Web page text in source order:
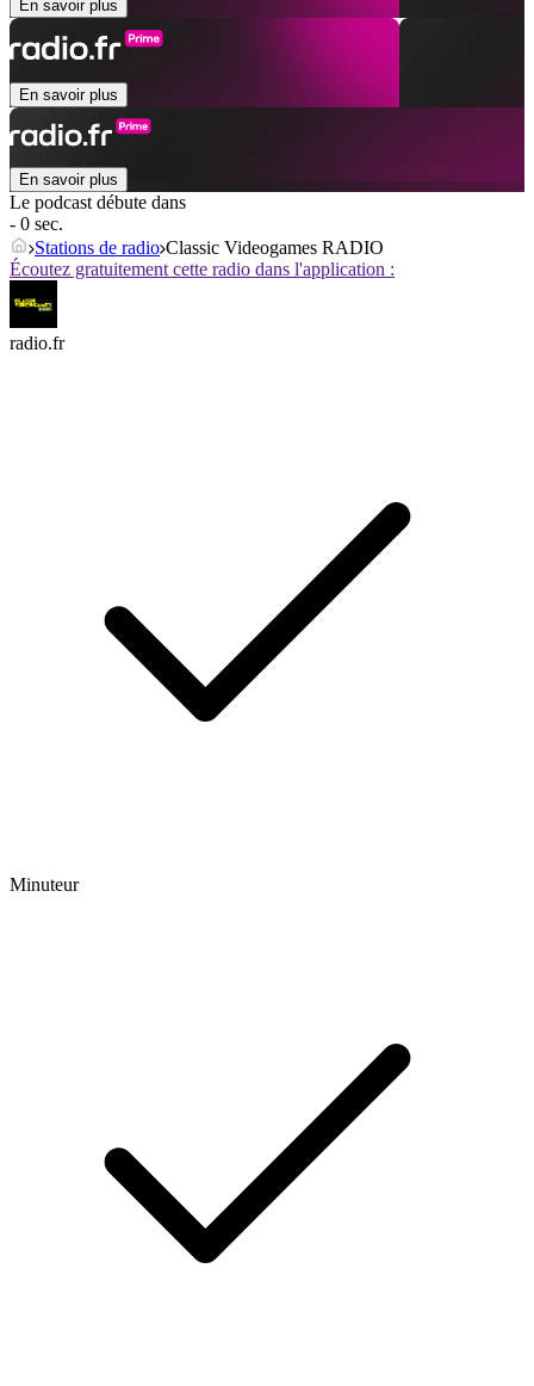
En savoir plus
En savoir plus
En savoir plus
Le podcast débute dans
- 0 sec.
Stations de radio Classic Videogames RADIO
Écoutez gratuitement cette radio dans l'application :
radio.fr
Minuteur